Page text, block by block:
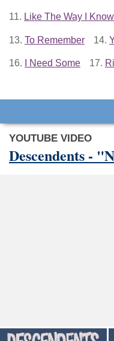
11. Like The Way I Know
13. To Remember 14.
16. I Need Some 17.
YOUTUBE VIDEO
Descendents -